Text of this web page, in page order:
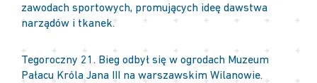
zawodach sportowych, promujących ideę dawstwa
narządów i tkanek.
Tegoroczny 21. Bieg odbył się w ogrodach Muzeum
Pałacu Króla Jana III na warszawskim Wilanowie.